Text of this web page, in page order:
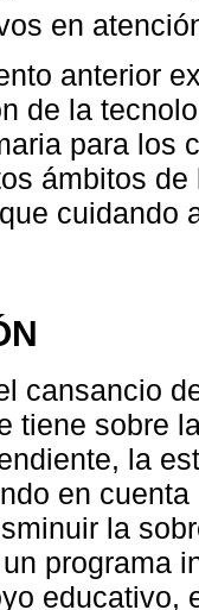
en
anterior
de la
para los
ámbitos
cuidando
cansancio
tiene sobre
la
en
la
programa
educativo,